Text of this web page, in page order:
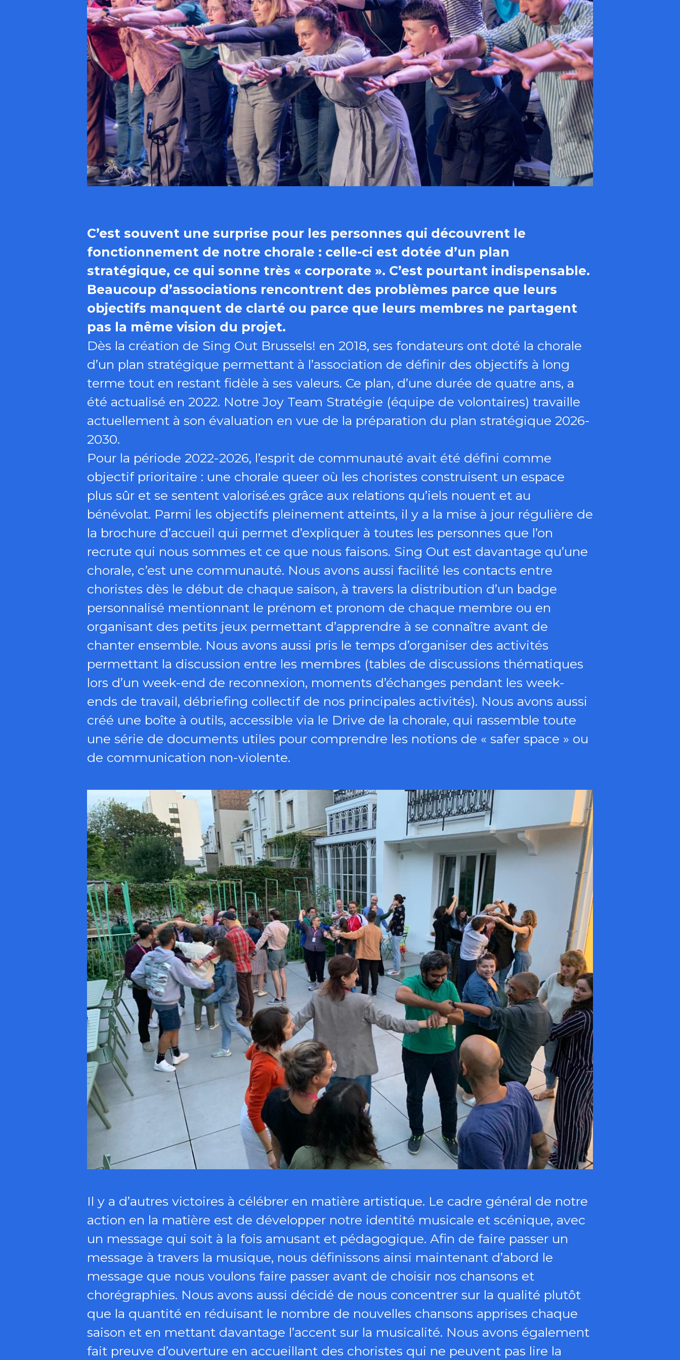
C’est souvent une surprise pour les personnes qui découvrent le
fonctionnement de notre chorale : celle-ci est dotée d’un plan
stratégique, ce qui sonne très « corporate ». C’est pourtant indispensable.
Beaucoup d’associations rencontrent des problèmes parce que leurs
objectifs manquent de clarté ou parce que leurs membres ne partagent
pas la même vision du projet.
Dès la création de Sing Out Brussels! en 2018, ses fondateurs ont doté la chorale
d’un plan stratégique permettant à l’association de définir des objectifs à long
terme tout en restant fidèle à ses valeurs. Ce plan, d’une durée de quatre ans, a
été actualisé en 2022. Notre Joy Team Stratégie (équipe de volontaires) travaille
actuellement à son évaluation en vue de la préparation du plan stratégique 2026-
2030.
Pour la période 2022-2026, l’esprit de communauté avait été défini comme
objectif prioritaire : une chorale queer où les choristes construisent un espace
plus sûr et se sentent valorisé.es grâce aux relations qu’iels nouent et au
bénévolat. Parmi les objectifs pleinement atteints, il y a la mise à jour régulière de
la brochure d’accueil qui permet d’expliquer à toutes les personnes que l’on
recrute qui nous sommes et ce que nous faisons. Sing Out est davantage qu’une
chorale, c’est une communauté. Nous avons aussi facilité les contacts entre
choristes dès le début de chaque saison, à travers la distribution d’un badge
personnalisé mentionnant le prénom et pronom de chaque membre ou en
organisant des petits jeux permettant d’apprendre à se connaître avant de
chanter ensemble. Nous avons aussi pris le temps d’organiser des activités
permettant la discussion entre les membres (tables de discussions thématiques
lors d’un week-end de reconnexion, moments d’échanges pendant les week-
ends de travail, débriefing collectif de nos principales activités). Nous avons aussi
créé une boîte à outils, accessible via le Drive de la chorale, qui rassemble toute
une série de documents utiles pour comprendre les notions de « safer space » ou
de communication non-violente.
Il y a d’autres victoires à célébrer en matière artistique. Le cadre général de notre
action en la matière est de développer notre identité musicale et scénique, avec
un message qui soit à la fois amusant et pédagogique. Afin de faire passer un
message à travers la musique, nous définissons ainsi maintenant d’abord le
message que nous voulons faire passer avant de choisir nos chansons et
chorégraphies. Nous avons aussi décidé de nous concentrer sur la qualité plutôt
que la quantité en réduisant le nombre de nouvelles chansons apprises chaque
saison et en mettant davantage l’accent sur la musicalité. Nous avons également
fait preuve d’ouverture en accueillant des choristes qui ne peuvent pas lire la